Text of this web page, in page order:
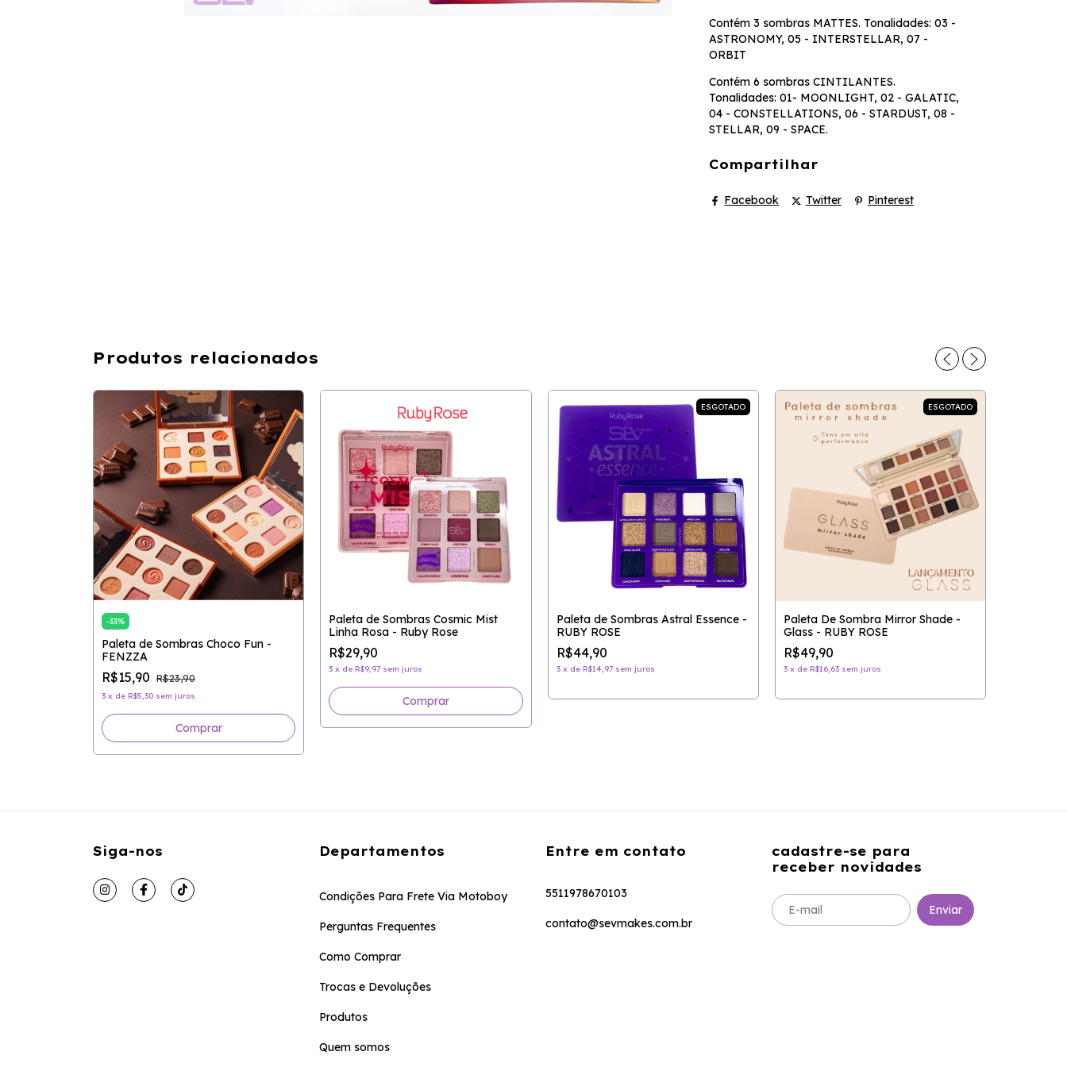
Contém 3 sombras MATTES. Tonalidades: 03 -
ASTRONOMY, 05 - INTERSTELLAR, 07 -
ORBIT
Contém 6 sombras CINTILANTES.
Tonalidades: 01- MOONLIGHT, 02 - GALATIC,
04 - CONSTELLATIONS, 06 - STARDUST, 08 -
STELLAR, 09 - SPACE.
Compartilhar
Facebook Twitter Pinterest
Produtos relacionados
-33%
Paleta de Sombras Choco Fun -
FENZZA
R$15,90 R$23,90
3 x de R$5,30 sem juros
Comprar
Paleta de Sombras Cosmic Mist
Linha Rosa - Ruby Rose
R$29,90
3 x de R$9,97 sem juros
ESGOTADO
Paleta de Sombras Astral Essence -
RUBY ROSE
R$44,90
3 x de R$14,97 sem juros
ESGOTADO
Paleta De Sombra Mirror Shade -
Glass - RUBY ROSE
R$49,90
3 x de R$16,63 sem juros
Siga-nos Departamentos
Condições Para Frete Via Motoboy
Perguntas Frequentes
Como Comprar
Trocas e Devoluções
Produtos
Quem somos
Entre em contato
5511978670103
contato@sevmakes.com.br
cadastre-se para
receber novidades